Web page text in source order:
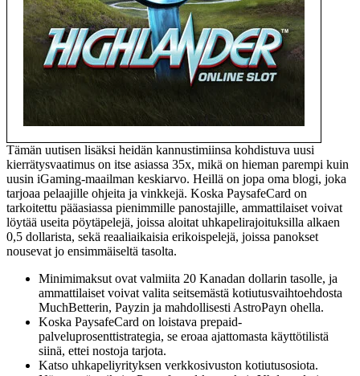
Tämän uutisen lisäksi heidän kannustimiinsa kohdistuva uusi
kierrätysvaatimus on itse asiassa 35x, mikä on hieman parempi kuin
uusin iGaming-maailman keskiarvo. Heillä on jopa oma blogi, joka
tarjoaa pelaajille ohjeita ja vinkkejä. Koska PaysafeCard on
tarkoitettu pääasiassa pienimmille panostajille, ammattilaiset voivat
löytää useita pöytäpelejä, joissa aloitat uhkapelirajoituksilla alkaen
0,5 dollarista, sekä reaaliaikaisia ​​erikoispelejä, joissa panokset
nousevat jo ensimmäiseltä tasolta.
Minimimaksut ovat valmiita 20 Kanadan dollarin tasolle, ja
ammattilaiset voivat valita seitsemästä kotiutusvaihtoehdosta
MuchBetterin, Payzin ja mahdollisesti AstroPayn ohella.
Koska PaysafeCard on loistava prepaid-
palveluprosenttistrategia, se eroaa ajattomasta käyttötilistä
siinä, ettei nostoja tarjota.
Katso uhkapeliyrityksen verkkosivuston kotiutusosiota.